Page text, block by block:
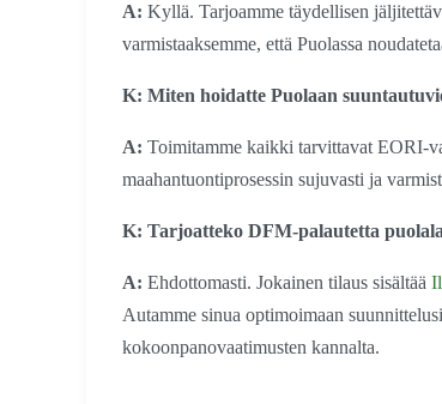
A: Kyllä. Tarjoamme täydellisen
varmistaaksemme, että Puolassa
K: Miten hoidatte Puolaan
A: Toimitamme kaikki tarvittavat EORI-
maahantuontiprosessin sujuvasti ja
K: Tarjoatteko DFM-palautetta
A: Ehdottomasti. Jokainen tilaus sisältää
Autamme sinua optimoimaan
kokoonpanovaatimusten kannalta.